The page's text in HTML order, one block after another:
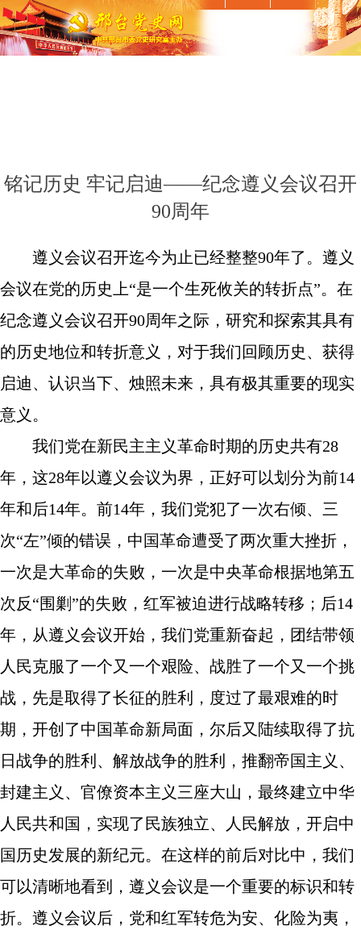
铭记历史 牢记启迪——纪念遵义会议召开
90周年
遵义会议召开迄今为止已经整整90年了。遵义
会议在党的历史上“是一个生死攸关的转折点”。在
纪念遵义会议召开90周年之际，研究和探索其具有
的历史地位和转折意义，对于我们回顾历史、获得
启迪、认识当下、烛照未来，具有极其重要的现实
意义。
我们党在新民主主义革命时期的历史共有28
年，这28年以遵义会议为界，正好可以划分为前14
年和后14年。前14年，我们党犯了一次右倾、三
次“左”倾的错误，中国革命遭受了两次重大挫折，
一次是大革命的失败，一次是中央革命根据地第五
次反“围剿”的失败，红军被迫进行战略转移；后14
年，从遵义会议开始，我们党重新奋起，团结带领
人民克服了一个又一个艰险、战胜了一个又一个挑
战，先是取得了长征的胜利，度过了最艰难的时
期，开创了中国革命新局面，尔后又陆续取得了抗
日战争的胜利、解放战争的胜利，推翻帝国主义、
封建主义、官僚资本主义三座大山，最终建立中华
人民共和国，实现了民族独立、人民解放，开启中
国历史发展的新纪元。在这样的前后对比中，我们
可以清晰地看到，遵义会议是一个重要的标识和转
折。遵义会议后，党和红军转危为安、化险为夷，